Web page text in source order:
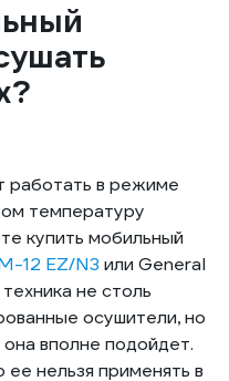
работать в режиме
температуру
купить мобильный
12 EZ/N3 или General
не столь
осушители, но
вполне подойдет.
нельзя применять в